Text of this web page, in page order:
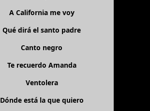
A California me voy
Qué dirá el santo padre
Canto negro
Te recuerdo Amanda
Ventolera
Dónde está la que quiero